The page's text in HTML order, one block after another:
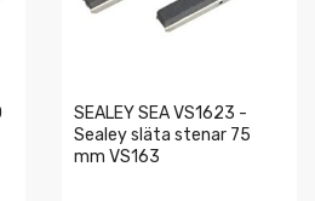
SEALEY SEA VS1623 -
Sealey släta stenar 75
mm VS163